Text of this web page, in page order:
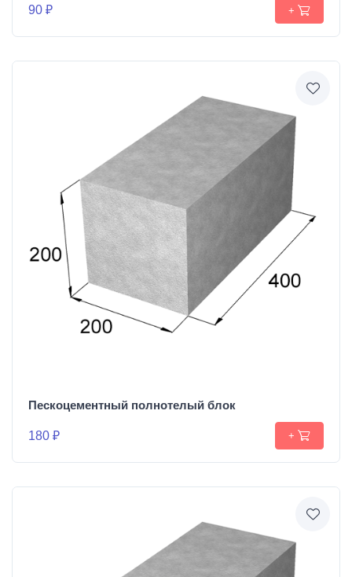
90 ₽ +
Пескоцементный полнотелый блок
180 ₽ +